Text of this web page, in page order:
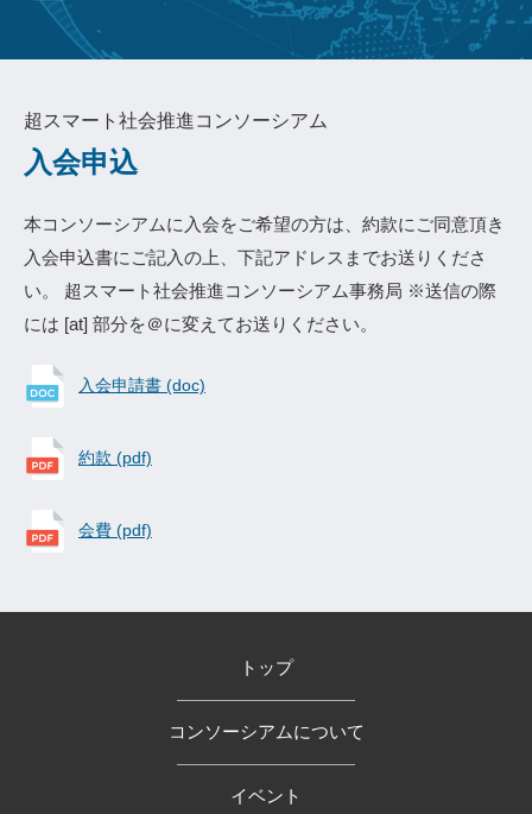
超スマート社会推進コンソーシアム
入会申込
本コンソーシアムに入会をご希望の方は、約款にご同意頂き
入会申込書にご記入の上、下記アドレスまでお送りくださ
い。 超スマート社会推進コンソーシアム事務局 ※送信の際
には [at] 部分を＠に変えてお送りください。
入会申請書 (doc)
約款 (pdf)
会費 (pdf)
トップ
コンソーシアムについて
イベント